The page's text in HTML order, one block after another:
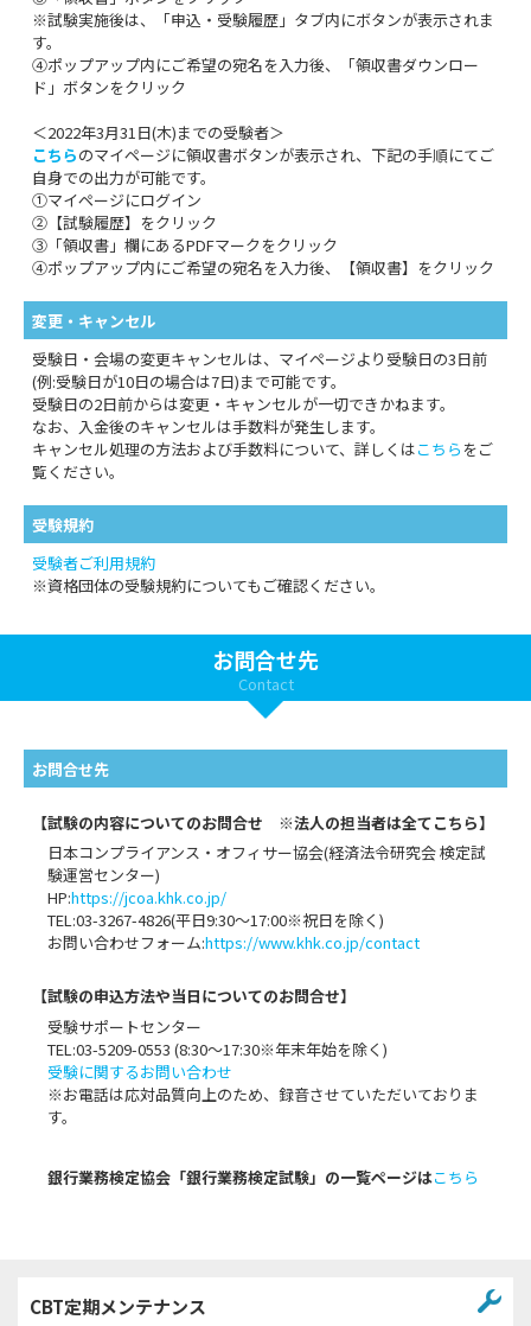
※試験実施後は、「申込・受験履歴」タブ内にボタンが表示されま
す。
④ポップアップ内にご希望の宛名を入力後、「領収書ダウンロー
ド」ボタンをクリック
＜2022年3月31日(木)までの受験者＞
こちらのマイページに領収書ボタンが表示され、下記の手順にてご
自身での出力が可能です。
①マイページにログイン
②【試験履歴】をクリック
③「領収書」欄にあるPDFマークをクリック
④ポップアップ内にご希望の宛名を入力後、【領収書】をクリック
変更・キャンセル
受験日・会場の変更キャンセルは、マイページより受験日の3日前
(例:受験日が10日の場合は7日)まで可能です。
受験日の2日前からは変更・キャンセルが一切できかねます。
なお、入金後のキャンセルは手数料が発生します。
キャンセル処理の方法および手数料について、詳しくはこちら をご
覧ください。
受験規約
受験者ご利用規約
※資格団体の受験規約についてもご確認ください。
お問合せ先
Contact
お問合せ先
【試験の内容についてのお問合せ ※法人の担当者は全てこちら】
日本コンプライアンス・オフィサー協会(経済法令研究会 検定試
験運営センター)
HP:https://jcoa.khk.co.jp/
TEL:03-3267-4826(平日9:30～17:00※祝日を除く)
お問い合わせフォーム:https://www.khk.co.jp/contact
【試験の申込方法や当日についてのお問合せ】
受験サポートセンター
TEL:03-5209-0553 (8:30〜17:30※年末年始を除く)
受験に関するお問い合わせ
※お電話は応対品質向上のため、録音させていただいておりま
す。
銀行業務検定協会「銀行業務検定試験」の一覧ページはこちら
CBT定期メンテナンス